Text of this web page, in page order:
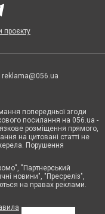
проєкту
reklama@056.ua
попередньої згоди
посилання на 056.ua -
розміщення прямого,
на цитовані статті не
Порушення
"Партнерський
новини", "Пресреліз",
на правах реклами.